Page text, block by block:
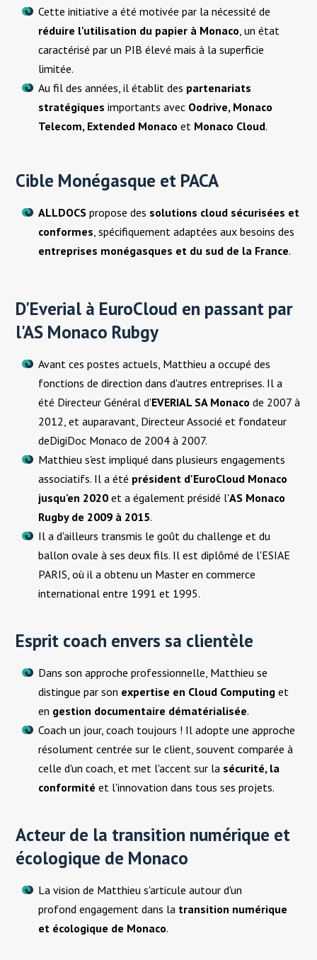
Cette initiative a été motivée par la nécessité de
réduire l'utilisation du papier à Monaco , un état
caractérisé par un PIB élevé mais à la superficie
limitée.
Au fil des années, il établit des partenariats
stratégiquesimportants avec Oodrive, Monaco
Telecom, Extended Monacoet Monaco Cloud.
Cible Monégasque et PACA
ALLDOCSpropose des solutions cloud sécurisées et
conformes , spécifiquement adaptées aux besoins des
entreprises monégasques et du sud de la France.
D'Everial à EuroCloud en passant par
l'AS Monaco Rubgy
Avant ces postes actuels, Matthieu a occupé des
fonctions de direction dans d'autres entreprises. Il a
été Directeur Général d'EVERIAL SA Monaco de 2007 à
2012, et auparavant, Directeur Associé et fondateur
deDigiDoc Monaco de 2004 à 2007.
Matthieu s'est impliqué dans plusieurs engagements
associatifs. Il a été président d'EuroCloud Monaco
jusqu'en 2020 et a également présidé l'AS Monaco
Rugby de 2009 à 2015.
Il a d'ailleurs transmis le goût du challenge et du
ballon ovale à ses deux fils. Il est diplômé de l'ESIAE
PARIS, où il a obtenu un Master en commerce
international entre 1991 et 1995.
Esprit coach envers sa clientèle
Dans son approche professionnelle, Matthieu se
distingue par son expertise en Cloud Computing et
en gestion documentaire dématérialisée.
Coach un jour, coach toujours ! Il adopte une approche
résolument centrée sur le client, souvent comparée à
celle d'un coach, et met l'accent sur la sécurité, la
conformitéet l'innovation dans tous ses projets.
Acteur de la transition numérique et
écologique de Monaco
La vision de Matthieu s'articule autour d'un
profond engagement dans la transition numérique
et écologique de Monaco.